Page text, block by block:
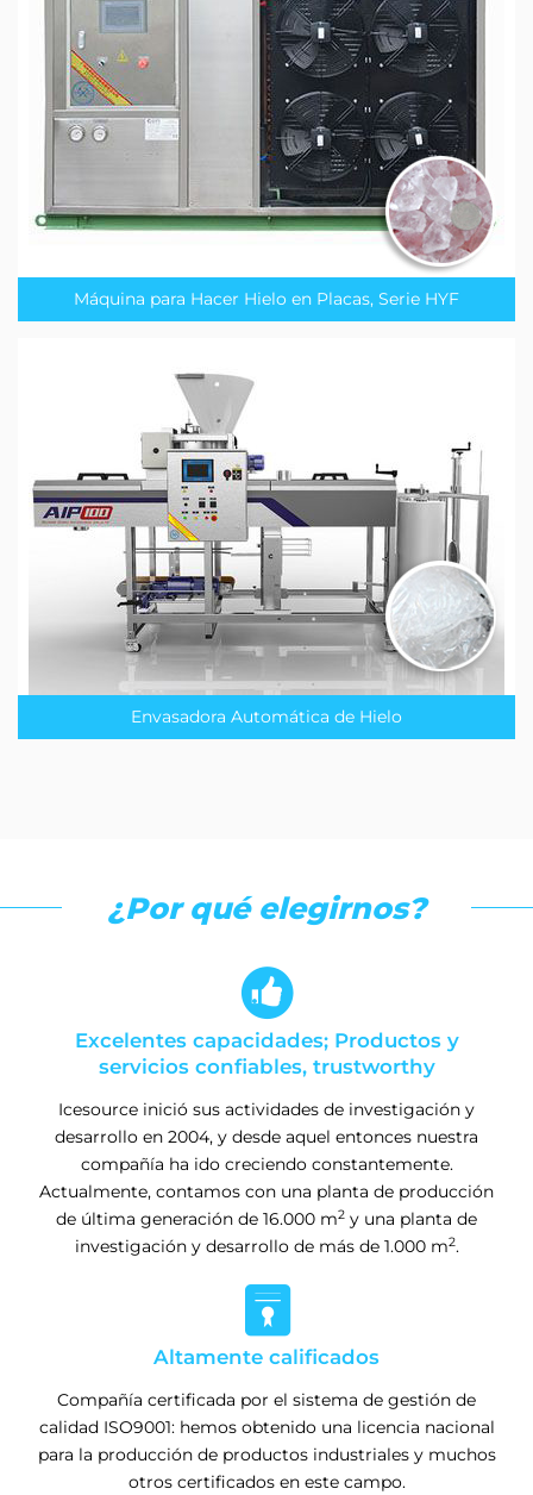
Máquina para Hacer Hielo en Placas, Serie HYF
Envasadora Automática de Hielo
¿Por qué elegirnos?

Excelentes capacidades; Productos y
servicios confiables, trustworthy
Icesource inició sus actividades de investigación y
desarrollo en 2004, y desde aquel entonces nuestra
compañía ha ido creciendo constantemente.
Actualmente, contamos con una planta de producción
de última generación de 16.000 m2 y una planta de
investigación y desarrollo de más de 1.000 m2.

Altamente calificados
Compañía certificada por el sistema de gestión de
calidad ISO9001: hemos obtenido una licencia nacional
para la producción de productos industriales y muchos
otros certificados en este campo.